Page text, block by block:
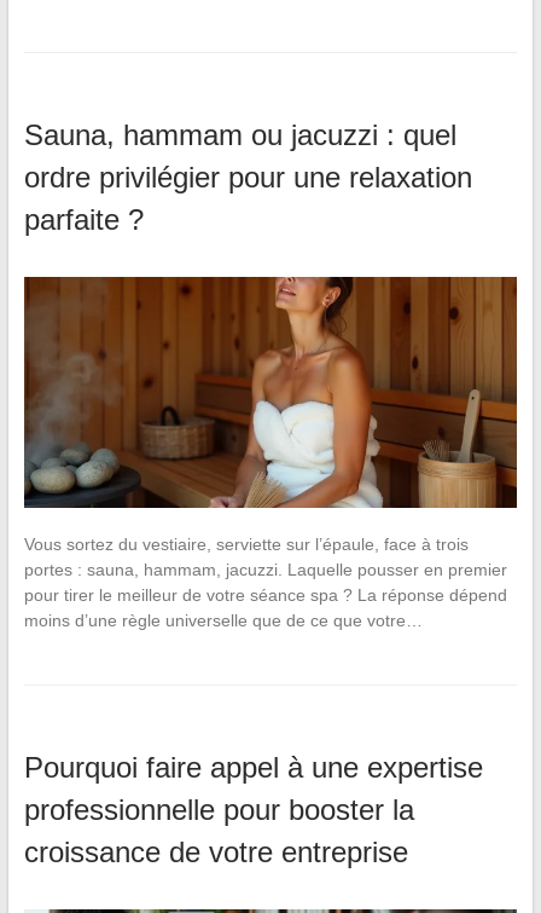
Sauna, hammam ou jacuzzi : quel
ordre privilégier pour une relaxation
parfaite ?
Vous sortez du vestiaire, serviette sur l’épaule, face à trois
portes : sauna, hammam, jacuzzi. Laquelle pousser en premier
pour tirer le meilleur de votre séance spa ? La réponse dépend
moins d’une règle universelle que de ce que votre…
Pourquoi faire appel à une expertise
professionnelle pour booster la
croissance de votre entreprise